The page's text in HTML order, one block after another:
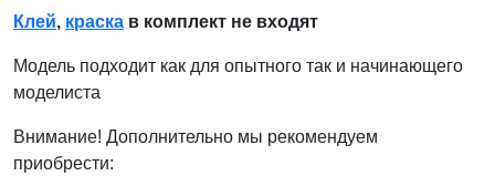
Клей, краска в комплект не входят
Модель подходит как для опытного так и начинающего
моделиста
Внимание! Дополнительно мы рекомендуем
приобрести: